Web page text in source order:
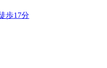
歩17分